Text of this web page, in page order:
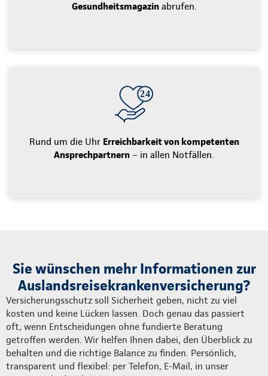
Gesundheitsmagazinabrufen.
Rund um die Uhr Erreichbarkeit von kompetenten
Ansprechpartnern – in allen Notfällen.
Sie wünschen mehr Informationen zur
Auslandsreisekrankenversicherung?
Versicherungsschutz soll Sicherheit geben, nicht zu viel
kosten und keine Lücken lassen. Doch genau das passiert
oft, wenn Entscheidungen ohne fundierte Beratung
getroffen werden. Wir helfen Ihnen dabei, den Überblick zu
behalten und die richtige Balance zu finden. Persönlich,
transparent und flexibel: per Telefon, E-Mail, in unser